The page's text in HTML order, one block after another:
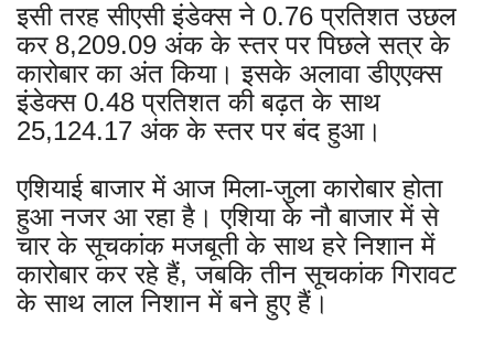
इसी तरह सीएसी इंडेक्स ने 0.76 प्रतिशत उछल
कर 8,209.09 अंक के स्तर पर पिछले सत्र के
कारोबार का अंत किया। इसके अलावा डीएएक्स
इंडेक्स 0.48 प्रतिशत की बढ़त के साथ
25,124.17 अंक के स्तर पर बंद हुआ।
एशियाई बाजार में आज मिला-जुला कारोबार होता
हुआ नजर आ रहा है। एशिया के नौ बाजार में से
चार के सूचकांक मजबूती के साथ हरे निशान में
कारोबार कर रहे हैं, जबकि तीन सूचकांक गिरावट
के साथ लाल निशान में बने हुए हैं।